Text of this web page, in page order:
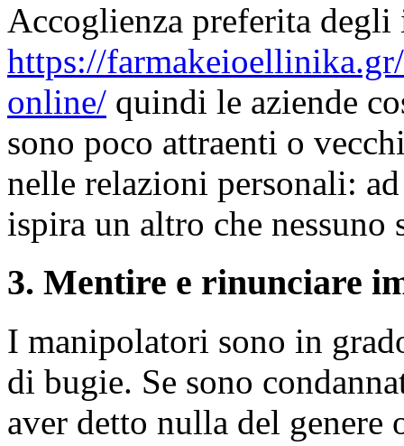
Accoglienza preferita
https://
online/ quindi le aziende
sono poco attraenti o
nelle relazioni personali:
ispira un altro che
3. Mentire e rinunciare
I manipolatori sono in
di bugie. Se sono
aver detto nulla del genere